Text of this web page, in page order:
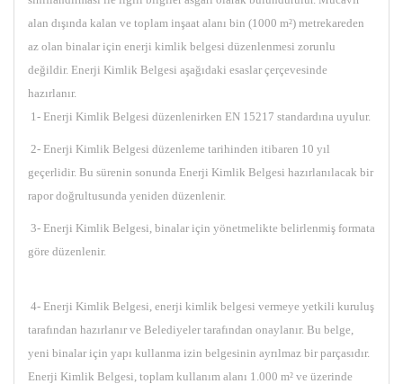
alan dışında kalan ve toplam inşaat alanı bin (1000 m²) metrekareden
az olan binalar için enerji kimlik belgesi düzenlenmesi zorunlu
değildir. Enerji Kimlik Belgesi aşağıdaki esaslar çerçevesinde
hazırlanır.
1- Enerji Kimlik Belgesi düzenlenirken EN 15217 standardına uyulur.
2- Enerji Kimlik Belgesi düzenleme tarihinden itibaren 10 yıl
geçerlidir. Bu sürenin sonunda Enerji Kimlik Belgesi hazırlanılacak bir
rapor doğrultusunda yeniden düzenlenir.
3- Enerji Kimlik Belgesi, binalar için yönetmelikte belirlenmiş formata
göre düzenlenir.
4- Enerji Kimlik Belgesi, enerji kimlik belgesi vermeye yetkili kuruluş
tarafından hazırlanır ve Belediyeler tarafından onaylanır. Bu belge,
yeni binalar için yapı kullanma izin belgesinin ayrılmaz bir parçasıdır.
Enerji Kimlik Belgesi, toplam kullanım alanı 1.000 m² ve üzerinde